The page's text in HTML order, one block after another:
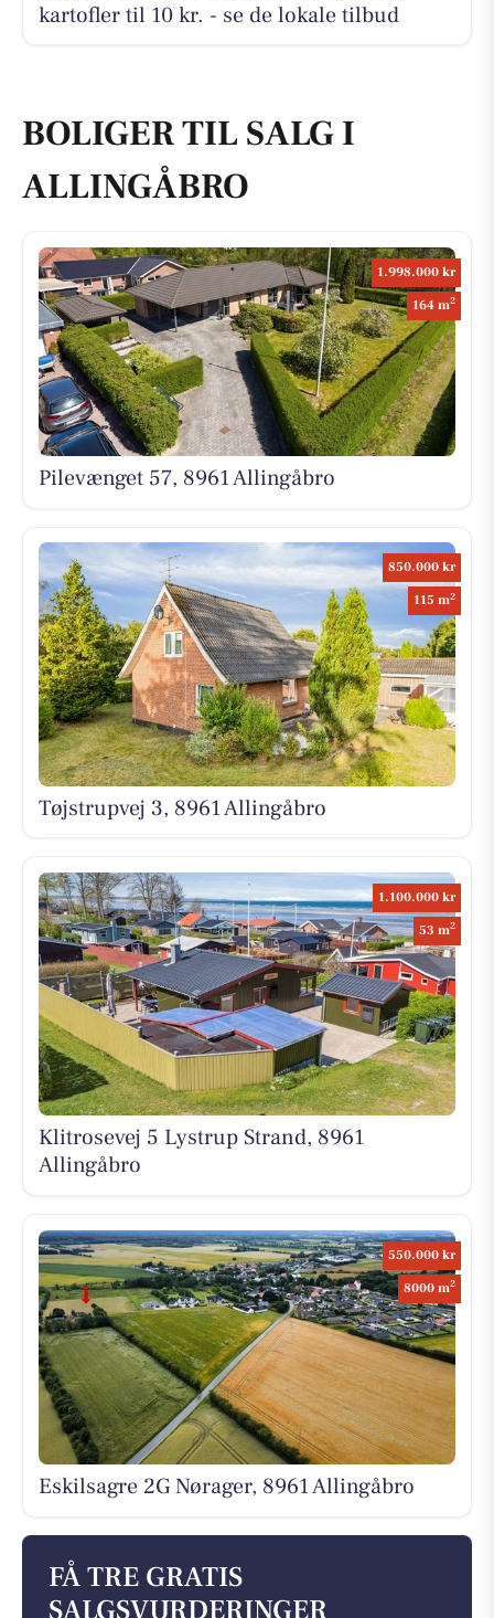
kartofler til 10 kr. - se de lokale tilbud
BOLIGER TIL SALG I
ALLINGÅBRO
1.998.000 kr
164 m2
Pilevænget 57, 8961 Allingåbro
850.000 kr
115 m2
Tøjstrupvej 3, 8961 Allingåbro
1.100.000 kr
53 m2
Klitrosevej 5 Lystrup Strand, 8961
Allingåbro
550.000 kr
8000 m2
Eskilsagre 2G Nørager, 8961 Allingåbro
FÅ TRE GRATIS